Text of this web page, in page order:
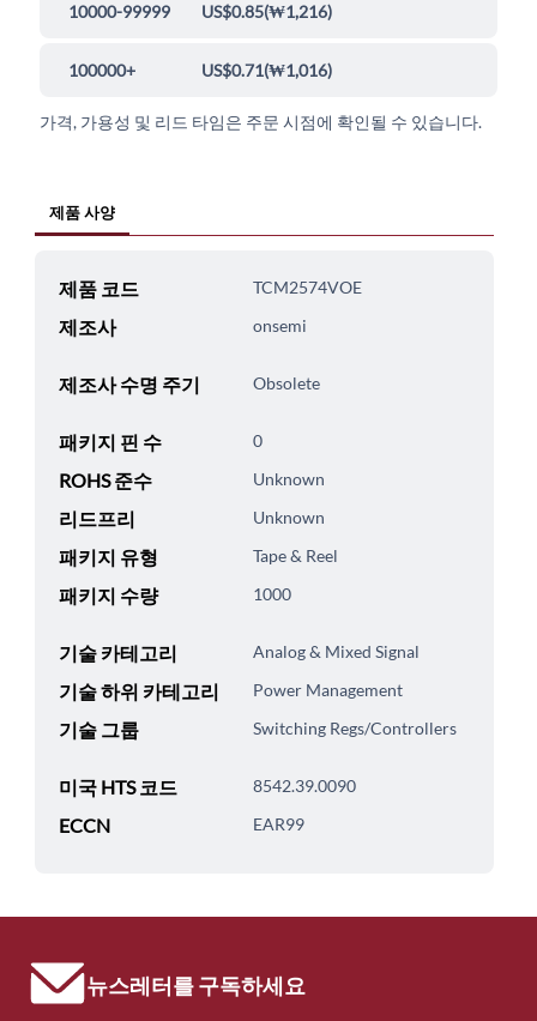
10000-99999 US$0.85(₩1,216)
100000+ US$0.71(₩1,016)
가격, 가용성 및 리드 타임은 주문 시점에 확인될 수 있습니다.
제품 사양
제품 코드 TCM2574VOE
제조사 onsemi
제조사 수명 주기 Obsolete
패키지 핀 수 0
ROHS 준수 Unknown
리드프리 Unknown
패키지 유형 Tape & Reel
패키지 수량 1000
기술 카테고리 Analog & Mixed Signal
기술 하위 카테고리 Power Management
기술 그룹 Switching Regs/Controllers
미국 HTS 코드 8542.39.0090
ECCN EAR99
뉴스레터를 구독하세요